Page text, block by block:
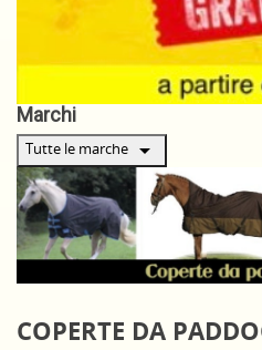
Marchi
Tutte le marche arrow_drop_down
COPERTE DA